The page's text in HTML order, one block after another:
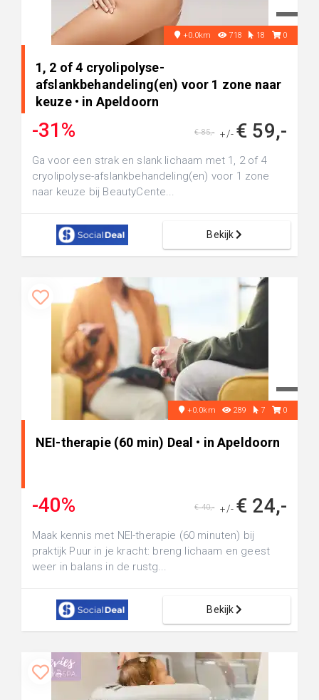
+0.0km 718 18 0
1, 2 of 4 cryolipolyse-
afslankbehandeling(en) voor 1 zone naar
keuze • in Apeldoorn
-31% +/- € 59,-
€ 85,-
Ga voor een strak en slank lichaam met 1, 2 of 4
cryolipolyse-afslankbehandeling(en) voor 1 zone
naar keuze bij BeautyCente...
Bekijk
+0.0km 289 7 0
NEI-therapie (60 min) Deal • in Apeldoorn
-40% +/- € 24,-
€ 40,-
Maak kennis met NEI-therapie (60 minuten) bij
praktijk Puur in je kracht: breng lichaam en geest
weer in balans in de rustg...
Bekijk